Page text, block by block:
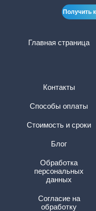
Получить
Главная страница
Контакты
Способы оплаты
Стоимость и сроки
Блог
Обработка
персональных
данных
Согласие на
обработку